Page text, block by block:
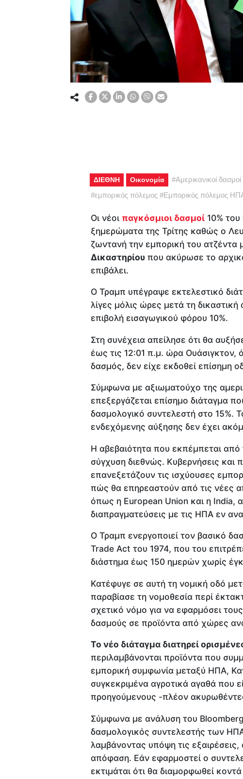
ΔΙΕΘΝΗ Οικονομία #Αμερικανικοί δασμοί
#εμπορικός πόλεμος #Εμπορικός πόλεμος
Οι νέοι παγκόσμιοι δασμοί 10% του
ξημερώματα της Τρίτης καθώς ο
ζωντανή την εμπορική του ατζέντα
Δικαστηρίου που ακύρωσε το
επιβάλει.
Ο Τραμπ υπέγραψε εκτελεστικό
λίγες μόλις ώρες μετά τη
επιβολή εισαγωγικού φόρου 10%.
Στη συνέχεια απείλησε ότι θα
έως τις 12:01 π.μ. ώρα Ουάσιγκτον,
δασμός, δεν είχε εκδοθεί επίσημη
Σύμφωνα με αξιωματούχο της
επεξεργάζεται επίσημο διάταγμα
δασμολογικό συντελεστή στο 15%.
ενδεχόμενης αύξησης δεν έχει
Η αβεβαιότητα που εκπέμπεται από
σύγχυση διεθνώς. Κυβερνήσεις και
επανεξετάζουν τις ισχύουσες
πώς θα επηρεαστούν από τις νέες
όπως η European Union και η India,
διαπραγματεύσεις με τις ΗΠΑ εν
Ο Τραμπ ενεργοποιεί τον βασικό
Trade Act του 1974, που του
διάστημα έως 150 ημερών χωρίς
Κατέφυγε σε αυτή τη νομική οδό
παραβίασε τη νομοθεσία περί
σχετικό νόμο για να εφαρμόσει
δασμούς σε προϊόντα από χώρες
Το νέο διάταγμα διατηρεί
περιλαμβάνονται προϊόντα που
εμπορική συμφωνία μεταξύ ΗΠΑ,
συγκεκριμένα αγροτικά αγαθά που
προηγούμενους -πλέον
Σύμφωνα με ανάλυση του
δασμολογικός συντελεστής των
λαμβάνοντας υπόψη τις
απόφαση. Εάν εφαρμοστεί ο
εκτιμάται ότι θα διαμορφωθεί